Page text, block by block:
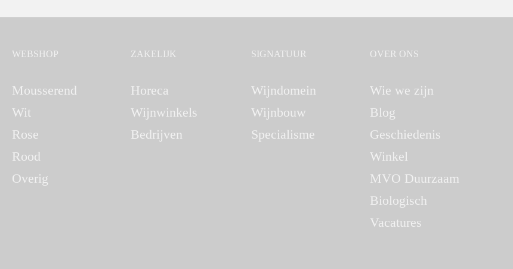
WEBSHOP
Mousserend
Wit
Rose
Rood
Overig
ZAKELIJK
Horeca
Wijnwinkels
Bedrijven
SIGNATUUR
Wijndomein
Wijnbouw
Specialisme
OVER ONS
Wie we zijn
Blog
Geschiedenis
Winkel
MVO Duurzaam
Biologisch
Vacatures